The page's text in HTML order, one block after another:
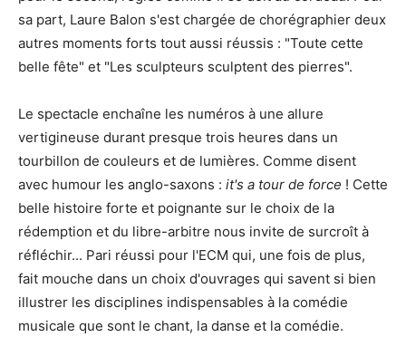
sa part, Laure Balon s'est chargée de chorégraphier deux
autres moments forts tout aussi réussis : "Toute cette
belle fête" et "Les sculpteurs sculptent des pierres".
Le spectacle enchaîne les numéros à une allure
vertigineuse durant presque trois heures dans un
tourbillon de couleurs et de lumières. Comme disent
avec humour les anglo-saxons : it's a tour de force ! Cette
belle histoire forte et poignante sur le choix de la
rédemption et du libre-arbitre nous invite de surcroît à
réfléchir... Pari réussi pour l'ECM qui, une fois de plus,
fait mouche dans un choix d'ouvrages qui savent si bien
illustrer les disciplines indispensables à la comédie
musicale que sont le chant, la danse et la comédie.